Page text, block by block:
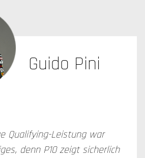
Guido Pini
Qualifying-Leistung war
denn P10 zeigt sicherlich